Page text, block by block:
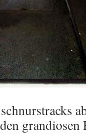
grandiosen